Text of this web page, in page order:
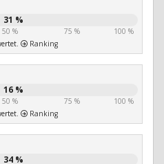
31 %
50 % 75 %
100 %
Ranking
16 %
50 % 75 %
100 %
Ranking
34 %